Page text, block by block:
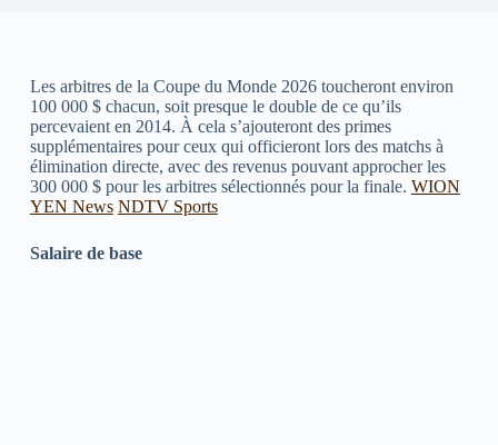
Les arbitres de la Coupe du Monde 2026 toucheront environ
100 000 $ chacun, soit presque le double de ce qu’ils
percevaient en 2014. À cela s’ajouteront des primes
supplémentaires pour ceux qui officieront lors des matchs à
élimination directe, avec des revenus pouvant approcher les
300 000 $ pour les arbitres sélectionnés pour la finale. WION
YEN News NDTV Sports
Salaire de base